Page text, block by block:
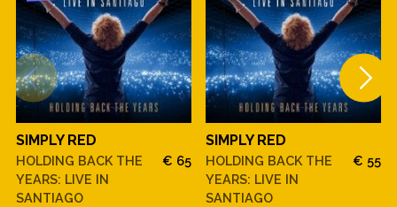
SIMPLY RED
HOLDING BACK THE
YEARS: LIVE IN
SANTIAGO
€ 65
SIMPLY RED
HOLDING BACK THE
YEARS: LIVE IN
SANTIAGO
€ 55